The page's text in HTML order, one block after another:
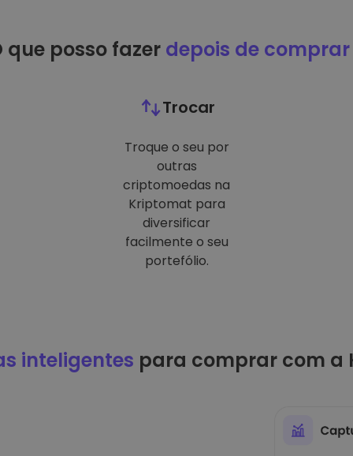
que posso fazer depois de comprar
Trocar
Troque o seu por
outras
criptomoedas na
Kriptomat para
diversificar
facilmente o seu
portefólio.
inteligentes para comprar com a